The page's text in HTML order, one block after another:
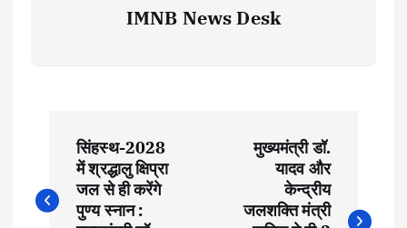
IMNB News Desk
o
सिंहस्थ-2028
में श्रद्धालु क्षिप्रा
जल से ही करेंगे
पुण्य स्नान :
मुख्यमंत्री डॉ.
यादव और
केन्द्रीय
जलशक्ति मंत्री